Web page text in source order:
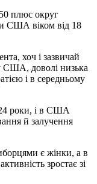
плюс округ
США віком від 18
хоч і зазвичай
США, доволі низька
і в середньому
роки, і в США
й залучення
є жінки, а в
зростає зі